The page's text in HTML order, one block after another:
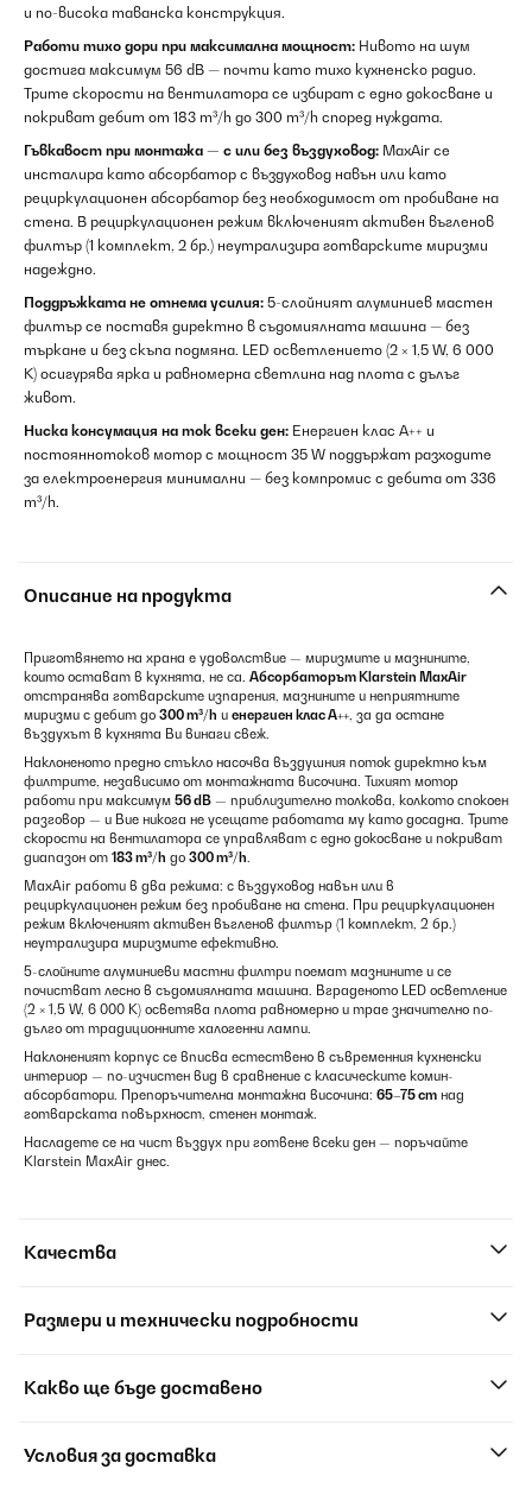
и по-висока таванска конструкция.
Работи тихо дори при максимална мощност: Нивото на шум
достига максимум 56 dB — почти като тихо кухненско радио.
Трите скорости на вентилатора се избират с едно докосване и
покриват дебит от 183 m³/h до 300 m³/h според нуждата.
Гъвкавост при монтажа — с или без въздуховод: MaxAir се
инсталира като абсорбатор с въздуховод навън или като
рециркулационен абсорбатор без необходимост от пробиване на
стена. В рециркулационен режим включеният активен въгленов
филтър (1 комплект, 2 бр.) неутрализира готварските миризми
надеждно.
Поддръжката не отнема усилия: 5-слойният алуминиев мастен
филтър се поставя директно в съдомиялната машина — без
търкане и без скъпа подмяна. LED осветлението (2 × 1,5 W, 6 000
K) осигурява ярка и равномерна светлина над плота с дълъг
живот.
Ниска консумация на ток всеки ден: Енергиен клас A++ и
постояннотоков мотор с мощност 35 W поддържат разходите
за електроенергия минимални — без компромис с дебита от 336
m³/h.
Описание на продукта
Приготвянето на храна е удоволствие — миризмите и мазнините,
които остават в кухнята, не са. Абсорбаторът Klarstein MaxAir
отстранява готварските изпарения, мазнините и неприятните
миризми с дебит до 300 m³/h и енергиен клас A++, за да остане
въздухът в кухнята Ви винаги свеж.
Наклоненото предно стъкло насочва въздушния поток директно към
филтрите, независимо от монтажната височина. Тихият мотор
работи при максимум 56 dB — приблизително толкова, колкото спокоен
разговор — и Вие никога не усещате работата му като досадна. Трите
скорости на вентилатора се управляват с едно докосване и покриват
диапазон от 183 m³/h до 300 m³/h.
MaxAir работи в два режима: с въздуховод навън или в
рециркулационен режим без пробиване на стена. При рециркулационен
режим включеният активен въгленов филтър (1 комплект, 2 бр.)
неутрализира миризмите ефективно.
5-слойните алуминиеви мастни филтри поемат мазнините и се
почистват лесно в съдомиялната машина. Вграденото LED осветление
(2 × 1,5 W, 6 000 K) осветява плота равномерно и трае значително по-
дълго от традиционните халогенни лампи.
Наклоненият корпус се вписва естествено в съвременния кухненски
интериор — по-изчистен вид в сравнение с класическите комин-
абсорбатори. Препоръчителна монтажна височина: 65–75 cm над
готварската повърхност, стенен монтаж.
Насладете се на чист въздух при готвене всеки ден — поръчайте
Klarstein MaxAir днес.
Качества
Размери и технически подробности
Какво ще бъде доставено
Условия за доставка